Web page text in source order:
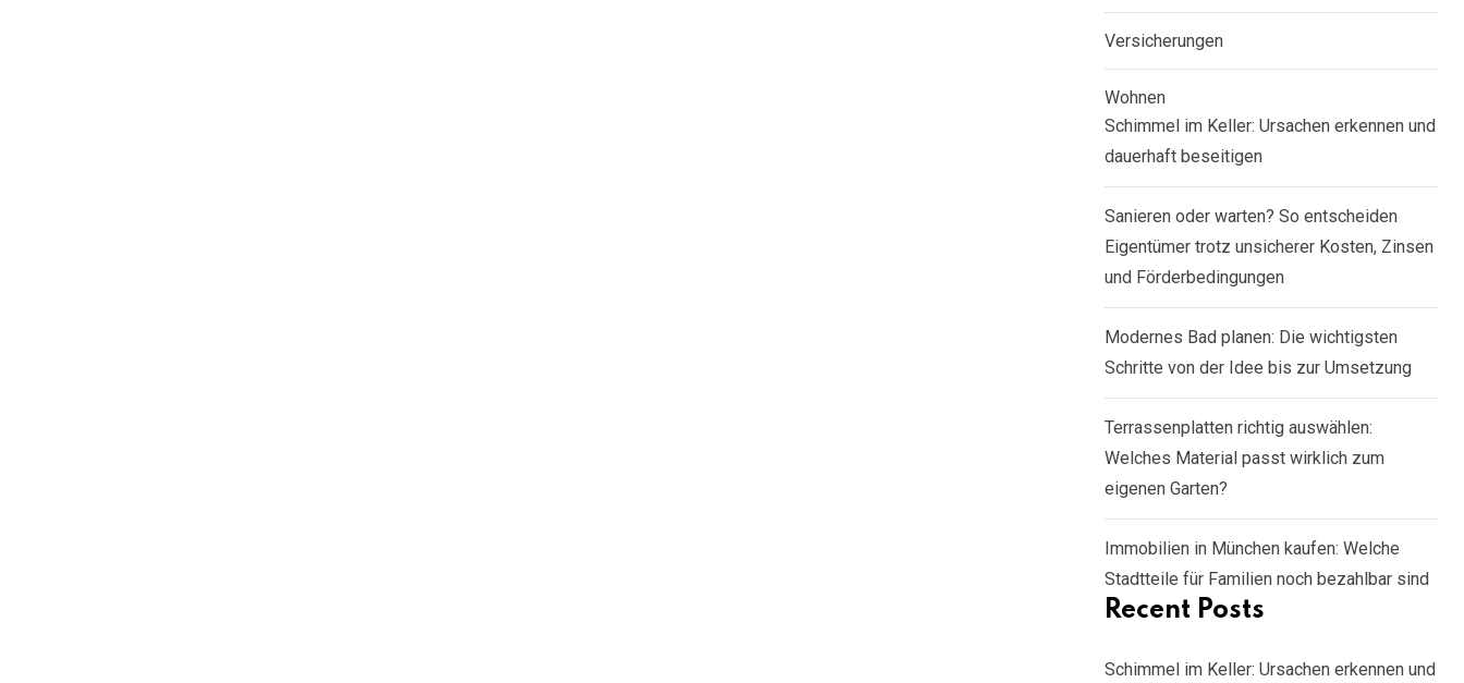
Versicherungen
Wohnen
Schimmel im Keller: Ursachen erkennen und
dauerhaft beseitigen
Sanieren oder warten? So entscheiden
Eigentümer trotz unsicherer Kosten, Zinsen
und Förderbedingungen
Modernes Bad planen: Die wichtigsten
Schritte von der Idee bis zur Umsetzung
Terrassenplatten richtig auswählen:
Welches Material passt wirklich zum
eigenen Garten?
Immobilien in München kaufen: Welche
Stadtteile für Familien noch bezahlbar sind
Recent Posts
Schimmel im Keller: Ursachen erkennen und